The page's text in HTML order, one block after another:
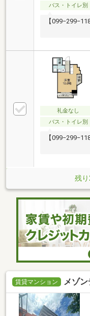
バス・トイレ別
【
礼金なし
バス・トイレ別
【
残
賃貸マンション メゾ